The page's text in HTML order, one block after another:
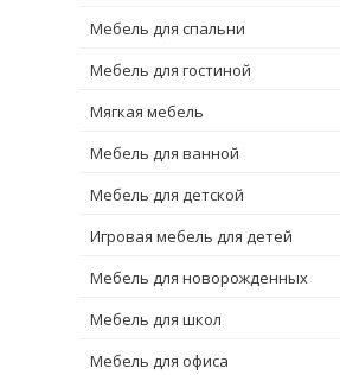
Мебель для спальни
Мебель для гостиной
Мягкая мебель
Мебель для ванной
Мебель для детской
Игровая мебель для детей
Мебель для новорожденных
Мебель для школ
Мебель для офиса